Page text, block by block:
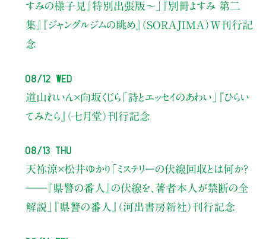
すみの様子見』特別出張版〜」
『別冊よすみ 第二
集』『ジャングルジムの眺め』（SORAJIMA）W刊行記
念
08/12 Wed
道山れいん×向坂くじら 「詩とエッセイのあわい」
『ひらい
てみたら』（七月堂）刊行記念
08/13 Thu
天祢涼×松井ゆかり 「ミステリーの伏線回収とは何か？
――『県警の番人』の伏線を、著者本人が禁断の全
解説」
『県警の番人』（河出書房新社）刊行記念